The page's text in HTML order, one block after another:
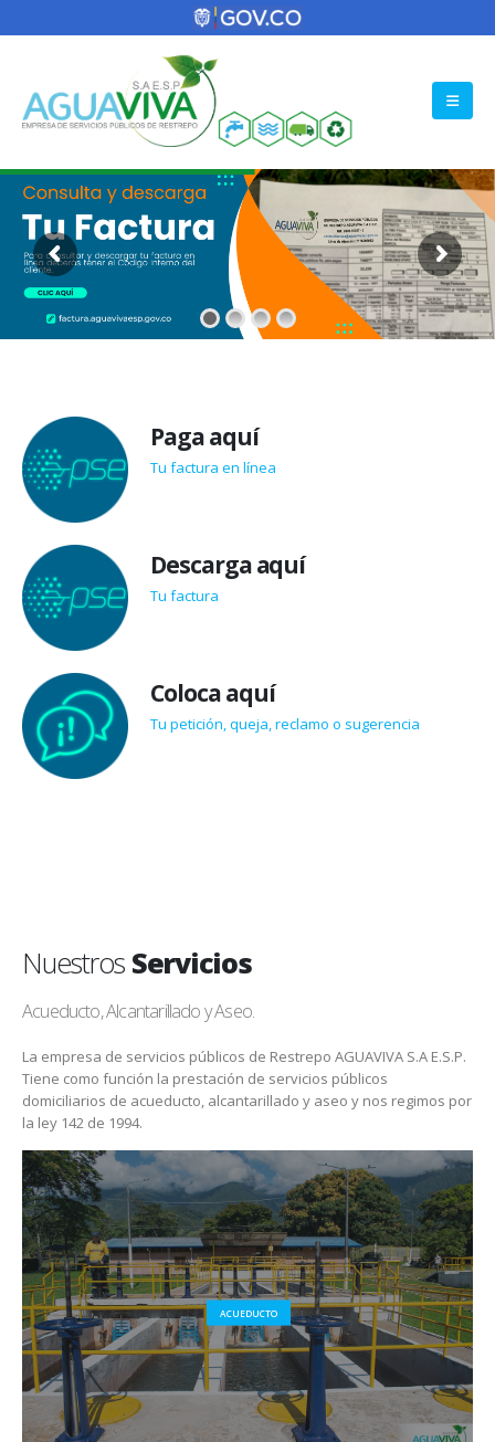
Paga aquí
Tu factura en línea
Descarga aquí
Tu factura
Coloca aquí
Tu petición, queja, reclamo o sugerencia
Nuestros Servicios
Acueducto, Alcantarillado y Aseo.
La empresa de servicios públicos de Restrepo AGUAVIVA S.A E.S.P.
Tiene como función la prestación de servicios públicos
domiciliarios de acueducto, alcantarillado y aseo y nos regimos por
la ley 142 de 1994.
ACUEDUCTO